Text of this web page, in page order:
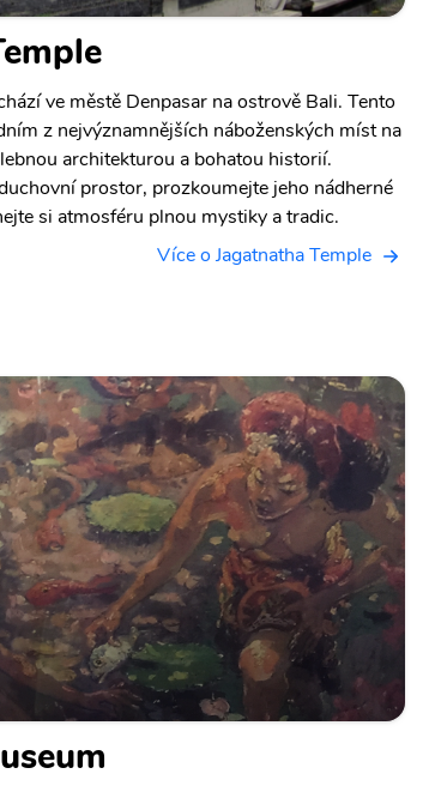
ve městě Denpasar na ostrově Bali. Tento
z nejvýznamnějších náboženských míst na
architekturou a bohatou historií.
prostor, prozkoumejte jeho nádherné
si atmosféru plnou mystiky a tradic.
Více o Jagatnatha Temple